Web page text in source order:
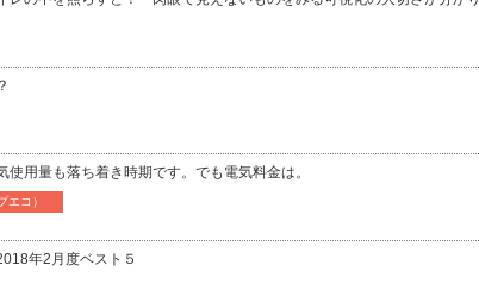
用量も落ち着き時期です。でも電気料金は。
エコ）
年2月度ベスト５